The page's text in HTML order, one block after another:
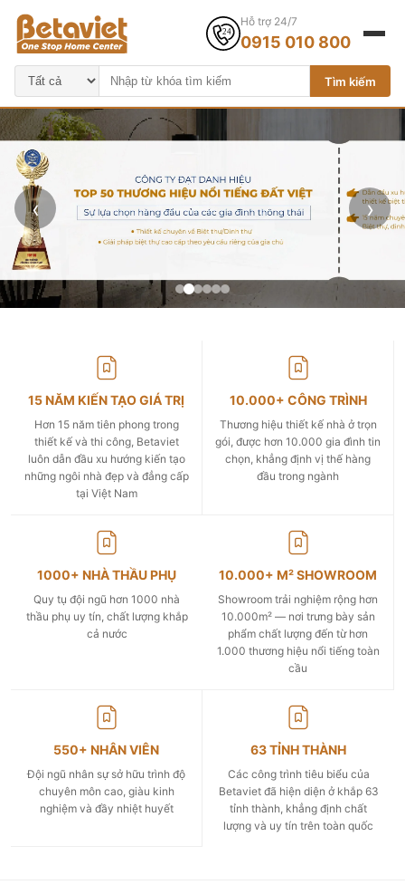
Tìm kiếm
Hỗ trợ 24/7
0915 010 800
‹ ›
15 NĂM KIẾN TẠO GIÁ TRỊ
Hơn 15 năm tiên phong trong
thiết kế và thi công, Betaviet
luôn dẫn đầu xu hướng kiến tạo
những ngôi nhà đẹp và đẳng cấp
tại Việt Nam
10.000+ CÔNG TRÌNH
Thương hiệu thiết kế nhà ở trọn
gói, được hơn 10.000 gia đình tin
chọn, khẳng định vị thế hàng
đầu trong ngành
1000+ NHÀ THẦU PHỤ
Quy tụ đội ngũ hơn 1000 nhà
thầu phụ uy tín, chất lượng khắp
cả nước
10.000+ M² SHOWROOM
Showroom trải nghiệm rộng hơn
10.000m² — nơi trưng bày sản
phẩm chất lượng đến từ hơn
1.000 thương hiệu nổi tiếng toàn
cầu
550+ NHÂN VIÊN
Đội ngũ nhân sự sở hữu trình độ
chuyên môn cao, giàu kinh
nghiệm và đầy nhiệt huyết
63 TỈNH THÀNH
Các công trình tiêu biểu của
Betaviet đã hiện diện ở khắp 63
tỉnh thành, khẳng định chất
lượng và uy tín trên toàn quốc